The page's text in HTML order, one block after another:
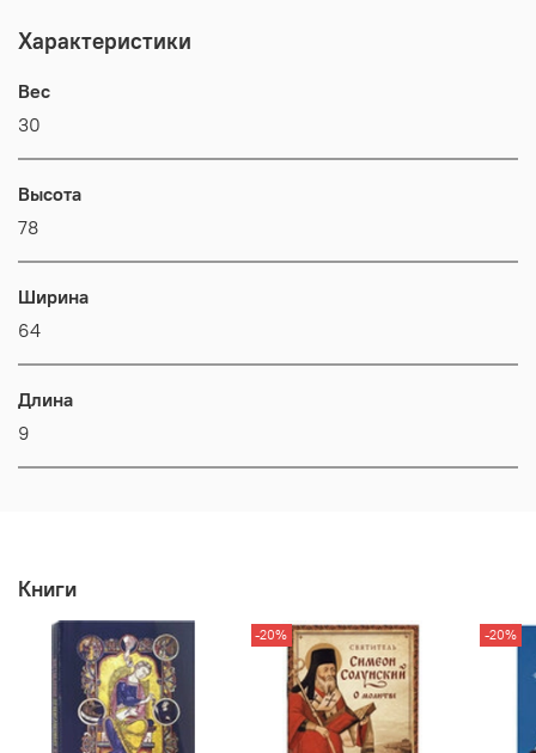
Характеристики
Вес
30
Высота
78
Ширина
64
Длина
9
Книги
-20% -20%